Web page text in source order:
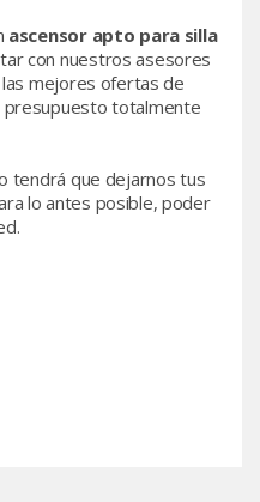
ascensor apto para silla
con nuestros asesores
mejores ofertas de
presupuesto totalmente
tendrá que dejarnos tus
lo antes posible, poder